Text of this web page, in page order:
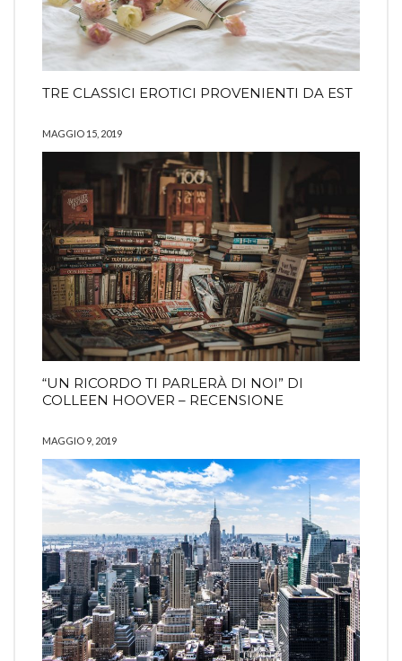
TRE CLASSICI EROTICI PROVENIENTI DA EST
MAGGIO 15, 2019
“UN RICORDO TI PARLERÀ DI NOI” DI
COLLEEN HOOVER – RECENSIONE
MAGGIO 9, 2019